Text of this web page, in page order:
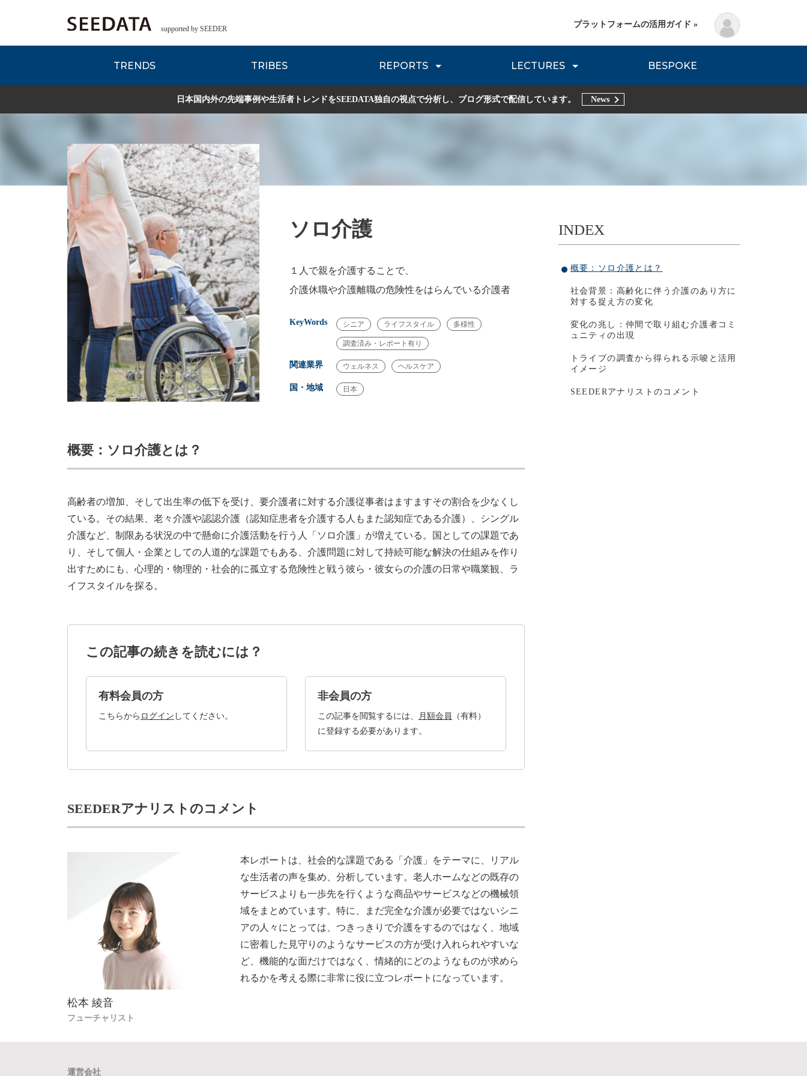
supported by SEEDER
TRENDS TRIBES REPORTS
EDITORIAL REPORT Zsレポート 流通レポート JOURNEY REVIEW DNVB REPORT TRIBE REPORTS
LECTURES
各種データのご紹介 Planning Method
BESPOKE
プラットフォームの活用ガイド »
日本国内外の先端事例や生活者トレンドをSEEDATA独自の視点で分析し、ブログ形式で配信しています。 News
INDEX
概要：ソロ介護とは？
社会背景：高齢化に伴う介護のあり方に
対する捉え方の変化
変化の兆し：仲間で取り組む介護者コミ
ュニティの出現
トライブの調査から得られる示唆と活用
イメージ
SEEDERアナリストのコメント
ソロ介護
１人で親を介護することで、
介護休職や介護離職の危険性をはらんでいる介護者
KeyWords シニア ライフスタイル 多様性
調査済み・レポート有り
関連業界 ウェルネス ヘルスケア
国・地域 日本
概要：ソロ介護とは？
高齢者の増加、そして出生率の低下を受け、要介護者に対する介護従事者はますますその割合を少なくし
ている。その結果、老々介護や認認介護（認知症患者を介護する人もまた認知症である介護）、シングル
介護など、制限ある状況の中で懸命に介護活動を行う人「ソロ介護」が増えている。国としての課題であ
り、そして個人・企業としての人道的な課題でもある、介護問題に対して持続可能な解決の仕組みを作り
出すためにも、心理的・物理的・社会的に孤立する危険性と戦う彼ら・彼女らの介護の日常や職業観、ラ
イフスタイルを探る。
この記事の続きを読むには？
有料会員の方
こちらから ログイン してください。
非会員の方
この記事を閲覧するには、 月額会員
（有料）
に登録する必要があります。
SEEDERアナリストのコメント
松本 綾音
フューチャリスト
本レポートは、社会的な課題である「介護」をテーマに、リアル
な生活者の声を集め、分析しています。老人ホームなどの既存の
サービスよりも一歩先を行くような商品やサービスなどの機械領
域をまとめています。特に、まだ完全な介護が必要ではないシニ
アの人々にとっては、つきっきりで介護をするのではなく、地域
に密着した見守りのようなサービスの方が受け入れられやすいな
ど、機能的な面だけではなく、情緒的にどのようなものが求めら
れるかを考える際に非常に役に立つレポートになっています。
運営会社